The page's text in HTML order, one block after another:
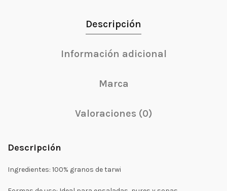
Descripción
Información adicional
Marca
Valoraciones (0)
Descripción
Ingredientes: 100% granos de tarwi